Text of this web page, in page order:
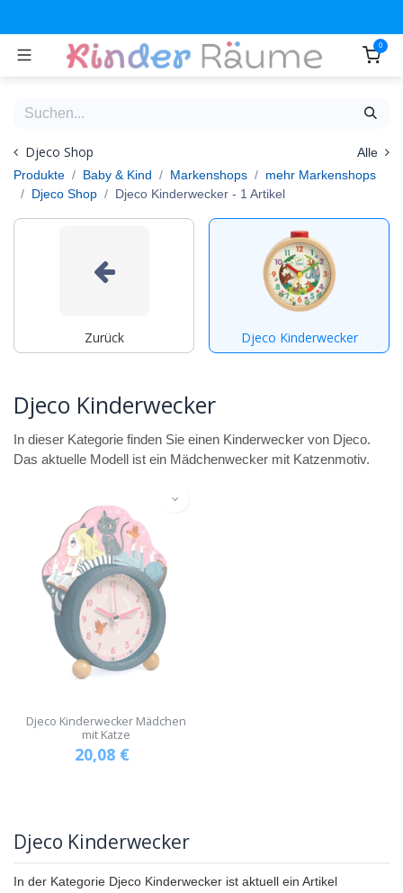
0
Djeco Shop
Alle
Produkte
Baby & Kind Markenshops
mehr Markenshops
Djeco Shop
Djeco Kinderwecker - 1 Artikel
Zurück Djeco Kinderwecker
Djeco Kinderwecker
In dieser Kategorie finden Sie einen Kinderwecker von Djeco.
Das aktuelle Modell ist ein Mädchenwecker mit Katzenmotiv.
Djeco Kinderwecker Mädchen
mit Katze
20,08 €
Djeco Kinderwecker
In der Kategorie Djeco Kinderwecker ist aktuell ein Artikel